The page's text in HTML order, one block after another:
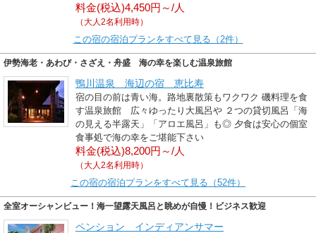
料金(税込)4,450円～/人
（大人2名利用時）
この宿の宿泊プランをすべて見る（2件）
伊勢海老・あわび・さざえ・舟盛 海の幸を楽しむ温泉旅館
鴨川温泉 海辺の宿 恵比寿
宿の目の前は青い海。路地裏散策もワクワク 磯料理を食
す温泉旅館 広々ゆったり大風呂や ２つの貸切風呂「海
の見える半露天」「アロエ風呂」も◎ 夕食は安心の個室
食事処で海の幸をご堪能下さい
料金(税込)8,200円～/人
（大人2名利用時）
この宿の宿泊プランをすべて見る（52件）
全室オーシャンビュー！海一望露天風呂と眺めが自慢！ビジネス歓迎
ペンション インディアンサマー